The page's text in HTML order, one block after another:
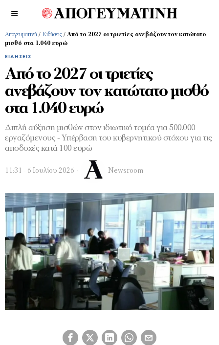
Απογευματινή / Ειδήσεις / Aπό το 2027 oι τριετίες ανεβάζουν τον κατώτατο
μισθό στα 1.040 ευρώ
ΕΙΔΉΣΕΙΣ
Aπό το 2027 oι τριετίες
ανεβάζουν τον κατώτατο μισθό
στα 1.040 ευρώ
Διπλή αύξηση μισθών στον ιδιωτικό τομέα για 500.000
εργαζόμενους - Υπέρβαση του κυβερνητικού στόχου για τις
αποδοχές κατά 100 ευρώ
11:31 - 6 Ιουλίου 2026 Newsroom